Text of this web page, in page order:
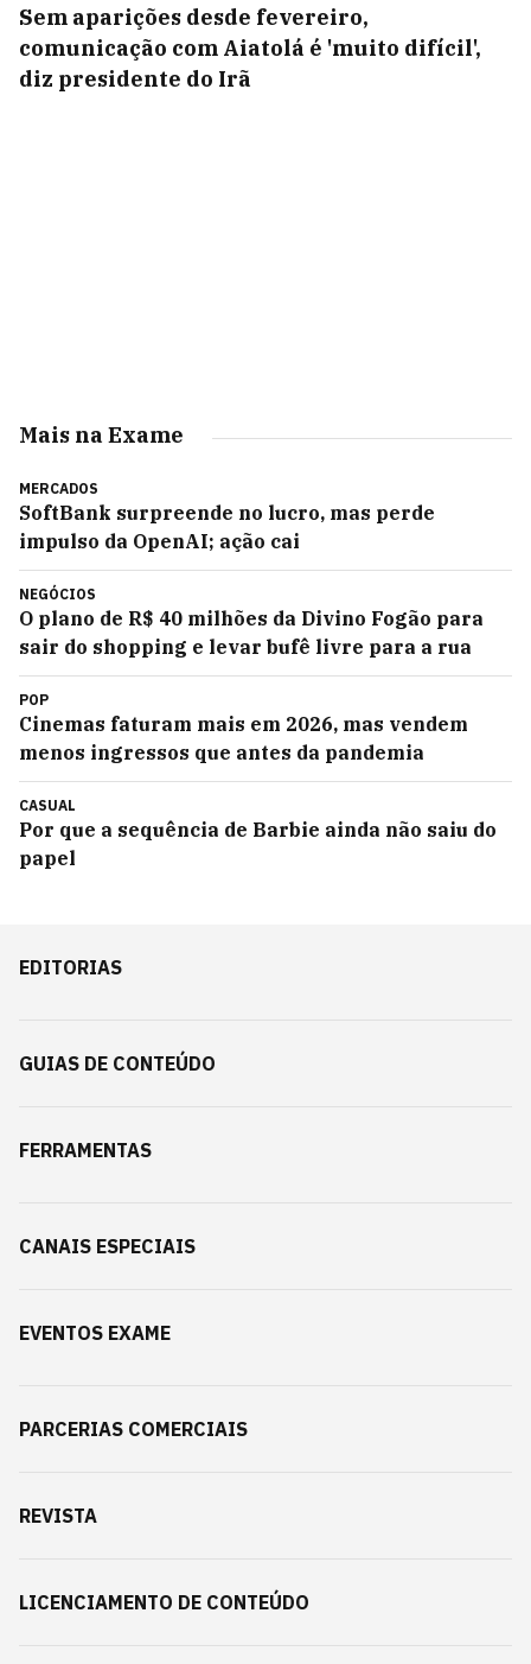
Sem aparições desde fevereiro,
comunicação com Aiatolá é 'muito difícil',
diz presidente do Irã
Mais na Exame
MERCADOS
SoftBank surpreende no lucro, mas perde
impulso da OpenAI; ação cai
NEGÓCIOS
O plano de R$ 40 milhões da Divino Fogão para
sair do shopping e levar bufê livre para a rua
POP
Cinemas faturam mais em 2026, mas vendem
menos ingressos que antes da pandemia
CASUAL
Por que a sequência de Barbie ainda não saiu do
papel
EDITORIAS
GUIAS DE CONTEÚDO
FERRAMENTAS
CANAIS ESPECIAIS
EVENTOS EXAME
PARCERIAS COMERCIAIS
REVISTA
LICENCIAMENTO DE CONTEÚDO